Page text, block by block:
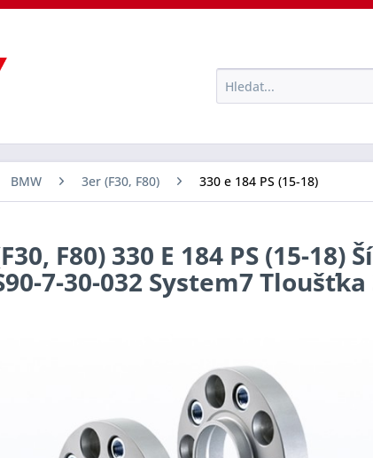
BMW 3er (F30, F80) 330 e 184 PS (15-18)
F80) 330 E 184 PS (15-
7-30-032 System7